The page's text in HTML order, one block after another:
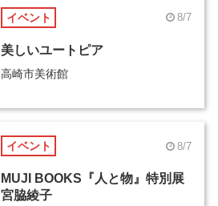
イベント 8/7
美しいユートピア
高崎市美術館
イベント 8/7
MUJI BOOKS『人と物』特別展
宮脇綾子